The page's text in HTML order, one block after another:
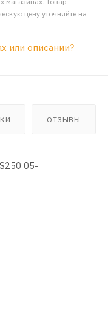
цену уточняйте на
или описании?
ОТЗЫВЫ
05-